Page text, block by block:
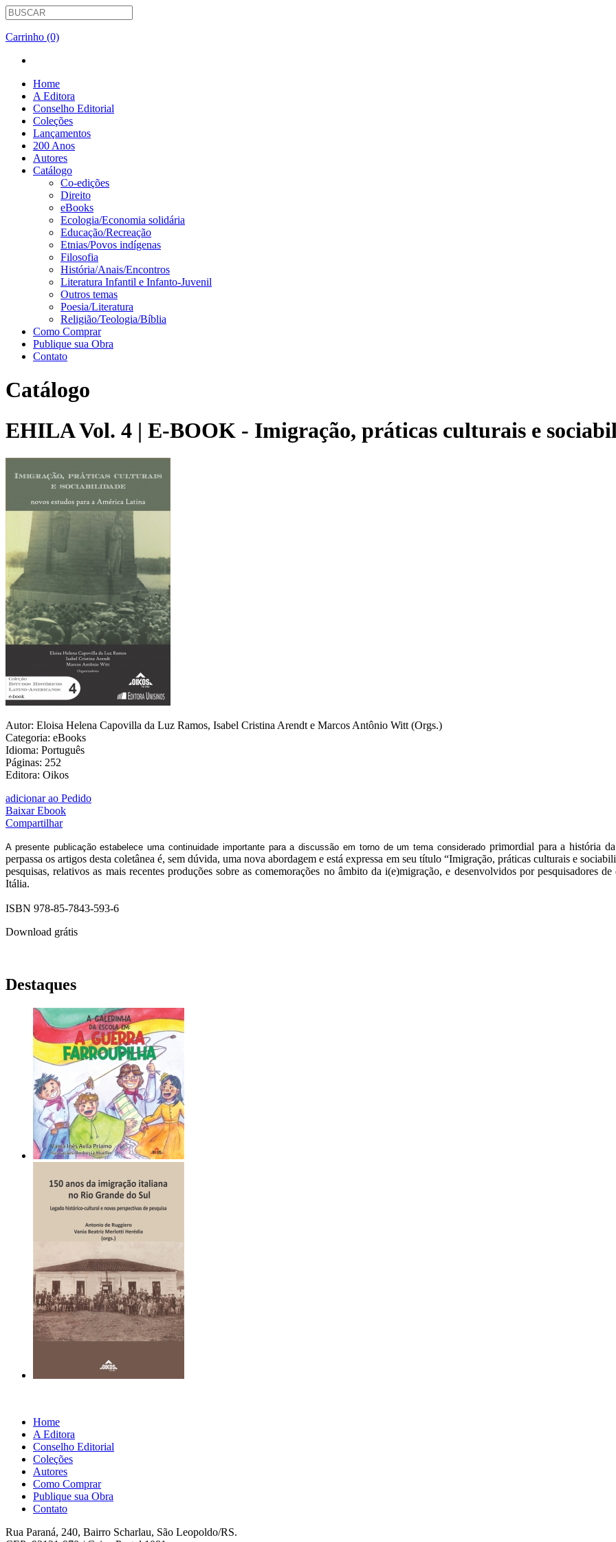
Carrinho (0)
Home
A Editora
Conselho Editorial
Coleções
Lançamentos
200 Anos
Autores
Catálogo
Co-edições
Direito
eBooks
Ecologia/Economia solidária
Educação/Recreação
Etnias/Povos indígenas
Filosofia
História/Anais/Encontros
Literatura Infantil e Infanto-Juvenil
Outros temas
Poesia/Literatura
Religião/Teologia/Bíblia
Como Comprar
Publique sua Obra
Contato
Catálogo
EHILA Vol. 4 | E-BOOK - Imigração, práticas culturais e
Autor: Eloisa Helena Capovilla da Luz Ramos, Isabel Cristina Arendt e Marcos Antônio Witt (Orgs.)
Categoria: eBooks
Idioma: Português
Páginas: 252
Editora: Oikos
adicionar ao Pedido
Baixar Ebook
Compartilhar
A presente publicação estabelece uma continuidade importante para a discussão em torno de um tema considerado primordial para a história
perpassa os artigos desta coletânea é, sem dúvida, uma nova abordagem e está expressa em seu título “Imigração, práticas culturais e
pesquisas, relativos as mais recentes produções sobre as comemorações no âmbito da i(e)migração, e desenvolvidos por pesquisadores
Itália.
ISBN 978-85-7843-593-6
Download grátis
Destaques
Home
A Editora
Conselho Editorial
Coleções
Autores
Como Comprar
Publique sua Obra
Contato
Rua Paraná, 240, Bairro Scharlau, São Leopoldo/RS.